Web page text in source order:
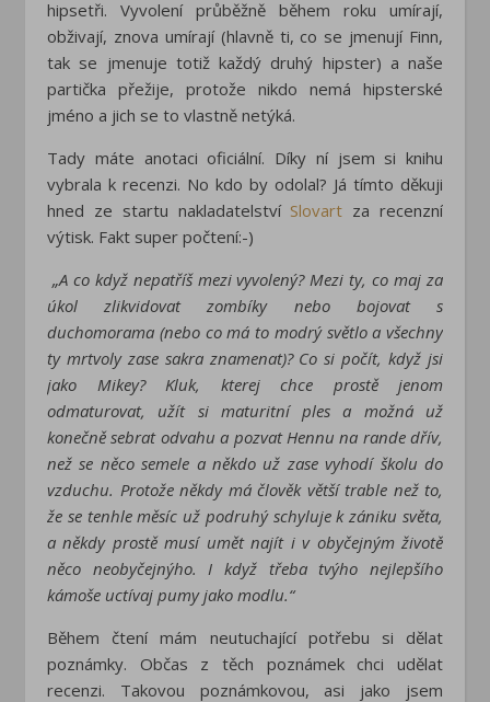
hipsetři. Vyvolení průběžně během roku umírají,
obživají, znova umírají (hlavně ti, co se jmenují Finn,
tak se jmenuje totiž každý druhý hipster) a naše
partička přežije, protože nikdo nemá hipsterské
jméno a jich se to vlastně netýká.
Tady máte anotaci oficiální. Díky ní jsem si knihu
vybrala k recenzi. No kdo by odolal? Já tímto děkuji
hned ze startu nakladatelství Slovart za recenzní
výtisk. Fakt super počtení:-)
„A co když nepatříš mezi vyvolený? Mezi ty, co maj za
úkol zlikvidovat zombíky nebo bojovat s
duchomorama (nebo co má to modrý světlo a všechny
ty mrtvoly zase sakra znamenat)? Co si počít, když jsi
jako Mikey? Kluk, kterej chce prostě jenom
odmaturovat, užít si maturitní ples a možná už
konečně sebrat odvahu a pozvat Hennu na rande dřív,
než se něco semele a někdo už zase vyhodí školu do
vzduchu. Protože někdy má člověk větší trable než to,
že se tenhle měsíc už podruhý schyluje k zániku světa,
a někdy prostě musí umět najít i v obyčejným životě
něco neobyčejnýho. I když třeba tvýho nejlepšího
kámoše uctívaj pumy jako modlu.“
Během čtení mám neutuchající potřebu si dělat
poznámky. Občas z těch poznámek chci udělat
recenzi. Takovou poznámkovou, asi jako jsem